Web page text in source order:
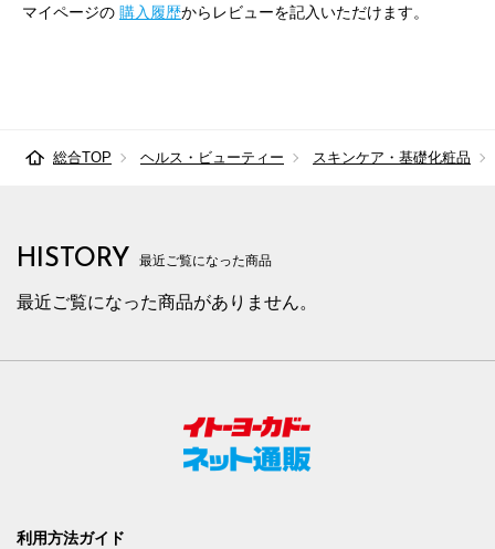
マイページの 購入履歴からレビューを記入いただけます。
総合TOP ヘルス・ビューティー スキンケア・基礎化粧品
HISTORY 最近ご覧になった商品
最近ご覧になった商品がありません。
利用方法ガイド